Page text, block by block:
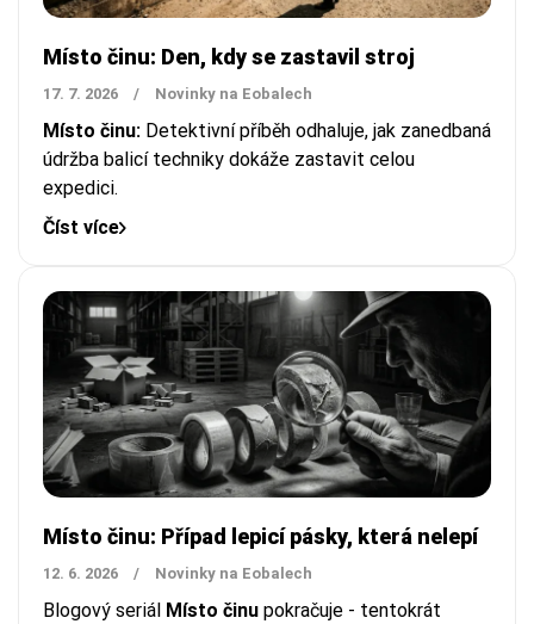
Místo činu: Den, kdy se zastavil stroj
17. 7. 2026 / Novinky na Eobalech
Místo činu: Detektivní příběh odhaluje, jak zanedbaná
údržba balicí techniky dokáže zastavit celou
expedici.
Číst více
Místo činu: Případ lepicí pásky, která nelepí
12. 6. 2026 / Novinky na Eobalech
Blogový seriál Místo činu pokračuje - tentokrát